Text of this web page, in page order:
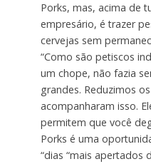
Porks, mas, acima de
empresário, é trazer
cervejas sem
“Como são petiscos
um chope, não fazia
grandes. Reduzimos
acompanharam isso.
permitem que você
Porks é uma
“dias “mais apertados